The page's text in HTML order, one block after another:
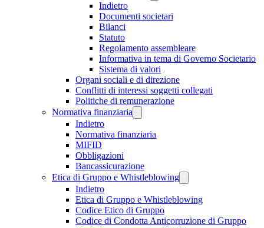
Indietro
Documenti societari
Bilanci
Statuto
Regolamento assembleare
Informativa in tema di Governo Societario
Sistema di valori
Organi sociali e di direzione
Conflitti di interessi soggetti collegati
Politiche di remunerazione
Normativa finanziaria
Indietro
Normativa finanziaria
MIFID
Obbligazioni
Bancassicurazione
Etica di Gruppo e Whistleblowing
Indietro
Etica di Gruppo e Whistleblowing
Codice Etico di Gruppo
Codice di Condotta Anticorruzione di Gruppo